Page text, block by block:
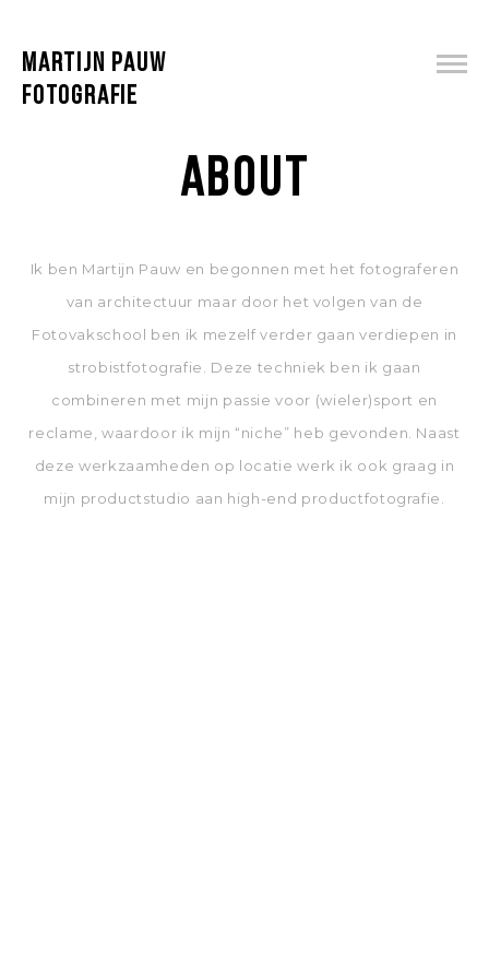
MARTIJN PAUW
FOTOGRAFIE
About
Ik ben Martijn Pauw en begonnen met het fotograferen
van architectuur maar door het volgen van de
Fotovakschool ben ik mezelf verder gaan verdiepen in
strobistfotografie. Deze techniek ben ik gaan
combineren met mijn passie voor (wieler)sport en
reclame, waardoor ik mijn “niche” heb gevonden. Naast
deze werkzaamheden op locatie werk ik ook graag in
mijn productstudio aan high-end productfotografie.